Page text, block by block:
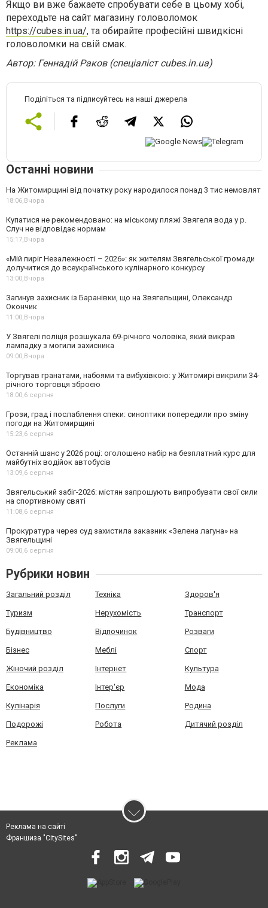
Якщо ви вже бажаете спробувати себе в цьому хобі,
переходьте на сайт магазину головоломок
https://cubes.in.ua/, та обирайте професійні швидкісні
головоломки на свій смак.
Автор: Геннадій Раков (спеціаліст cubes.in.ua)
Поділіться та підписуйтесь на наші джерела
Останні новини
На Житомирщині від початку року народилося понад 3 тис немовлят
18:06,Вчора
Купатися не рекомендовано: на міському пляжі Звягеля вода у р.
Случ не відповідає нормам
15:17,Вчора
«Мій пиріг Незалежності – 2026»: як жителям Звягельської громади
долучитися до всеукраїнського кулінарного конкурсу
13:00,Вчора
Загинув захисник із Баранівки, що на Звягельщині, Олександр
Окончик
11:00,Вчора
У Звягелі поліція розшукала 69-річного чоловіка, який викрав
лампадку з могили захисника
09:00,Вчора
Торгував гранатами, набоями та вибухівкою: у Житомирі викрили 34-
річного торговця зброєю
18:00,6 серпня
Грози, град і послаблення спеки: синоптики попередили про зміну
погоди на Житомирщині
15:23,6 серпня
Останній шанс у 2026 році: оголошено набір на безплатний курс для
майбутніх водійок автобусів
13:09,6 серпня
Звягельський забіг-2026: містян запрошують випробувати свої сили
на спортивному святі
11:08,6 серпня
Прокуратура через суд захистила заказник «Зелена лагуна» на
Звягельщині
09:00,6 серпня
Рубрики новин
Загальний розділ Техніка Здоров'я
Туризм Нерухомість Транспорт
Будівництво Відпочинок Розваги
Бізнес Меблі Спорт
Жіночий розділ Інтернет Культура
Економіка Інтер'єр Мода
Кулінарія Послуги Родина
Подорожі Робота Дитячий розділ
Реклама
Реклама на сайті
Франшиза "CitySites"